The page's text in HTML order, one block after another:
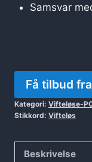
Samsvar
Få tilbud
Kategori: Vifteløse-
Stikkord: Vifteløs
Beskrivelse